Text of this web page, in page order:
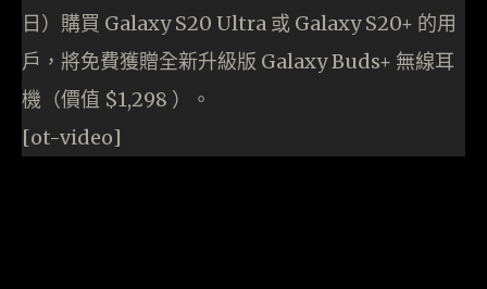
日）購買 Galaxy S20 Ultra 或 Galaxy S20+ 的用
戶，將免費獲贈全新升級版 Galaxy Buds+ 無線耳
機（價值 $1,298 ）。
[ot-video]